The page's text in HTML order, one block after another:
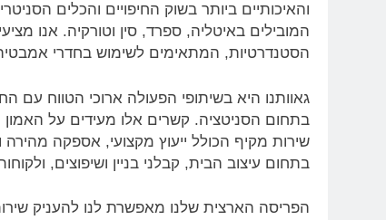
והאיכותיים ביותר בשוק החיפויים והכלים
המובילים באיטליה, ספרד, סין וטורקיה. אנו
הסטנדרטיות, המתאימים לשימוש בחדרי
גאוותנו היא בשיתופי הפעולה ארוכי הטווח עם
בתחום הסניטציה. קשרים אלו מעידים על האמון
שירות מקיף הכולל ייעוץ מקצועי, אספקה מהירה
בתחום עיצוב הבית, קבלני בניין ושיפוצים,
הפריסה הארצית שלנו מאפשרת לנו להעניק